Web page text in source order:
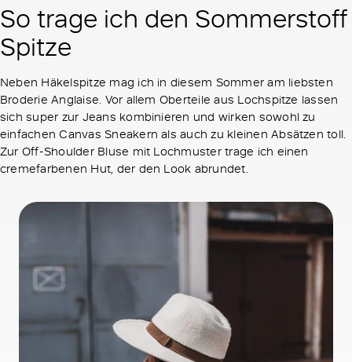
So trage ich den Sommerstoff
Spitze
Neben Häkelspitze mag ich in diesem Sommer am liebsten
Broderie Anglaise. Vor allem Oberteile aus Lochspitze lassen
sich super zur Jeans kombinieren und wirken sowohl zu
einfachen Canvas Sneakern als auch zu kleinen Absätzen toll.
Zur Off-Shoulder Bluse mit Lochmuster trage ich einen
cremefarbenen Hut, der den Look abrundet.